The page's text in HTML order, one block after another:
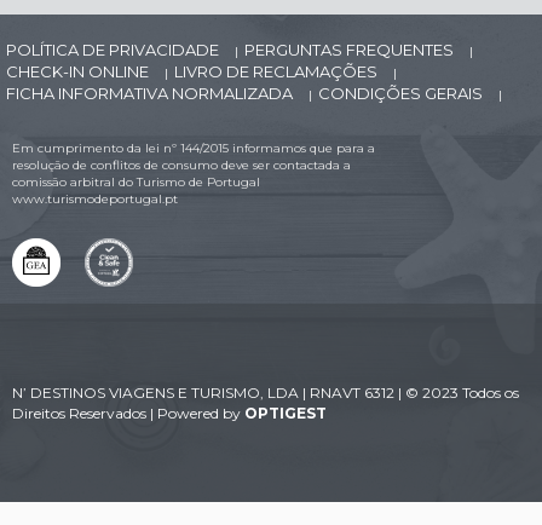
POLÍTICA DE PRIVACIDADE | PERGUNTAS FREQUENTES |
CHECK-IN ONLINE | LIVRO DE RECLAMAÇÕES |
FICHA INFORMATIVA NORMALIZADA | CONDIÇÕES GERAIS |
Em cumprimento da lei nº 144/2015 informamos que para a
resolução de conflitos de consumo deve ser contactada a
comissão arbitral do Turismo de Portugal
www.turismodeportugal.pt
N’ DESTINOS VIAGENS E TURISMO, LDA | RNAVT 6312 | © 2023 Todos os
Direitos Reservados | Powered by OPTIGEST